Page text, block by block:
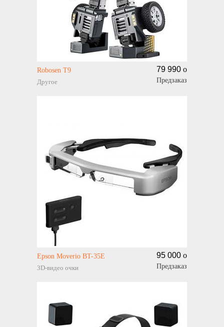
Robosen T9
Другое
79 990 o
Предзаказ
Epson Moverio BT-35E
3D-видео очки
95 000 o
Предзаказ